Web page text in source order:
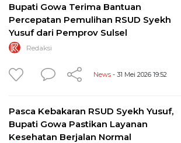
Bupati Gowa Terima Bantuan
Percepatan Pemulihan RSUD Syekh
Yusuf dari Pemprov Sulsel
Redaksi
News - 31 Mei 2026 19:52
Pasca Kebakaran RSUD Syekh Yusuf,
Bupati Gowa Pastikan Layanan
Kesehatan Berjalan Normal